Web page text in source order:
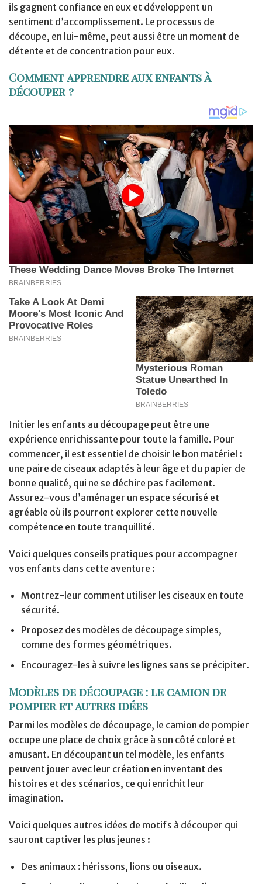
ils gagnent confiance en eux et développent un
sentiment d’accomplissement. Le processus de
découpe, en lui-même, peut aussi être un moment de
détente et de concentration pour eux.
Comment apprendre aux enfants à
découper ?
Initier les enfants au découpage peut être une
expérience enrichissante pour toute la famille. Pour
commencer, il est essentiel de choisir le bon matériel :
une paire de ciseaux adaptés à leur âge et du papier de
bonne qualité, qui ne se déchire pas facilement.
Assurez-vous d’aménager un espace sécurisé et
agréable où ils pourront explorer cette nouvelle
compétence en toute tranquillité.
Voici quelques conseils pratiques pour accompagner
vos enfants dans cette aventure :
Montrez-leur comment utiliser les ciseaux en toute
sécurité.
Proposez des modèles de découpage simples,
comme des formes géométriques.
Encouragez-les à suivre les lignes sans se précipiter.
Modèles de découpage : le camion de
pompier et autres idées
Parmi les modèles de découpage, le camion de pompier
occupe une place de choix grâce à son côté coloré et
amusant. En découpant un tel modèle, les enfants
peuvent jouer avec leur création en inventant des
histoires et des scénarios, ce qui enrichit leur
imagination.
Voici quelques autres idées de motifs à découper qui
sauront captiver les plus jeunes :
Des animaux : hérissons, lions ou oiseaux.